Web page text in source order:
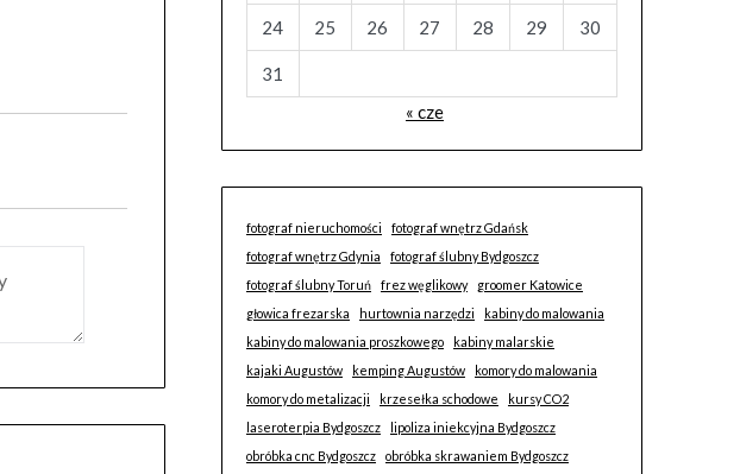
24 25 26 27 28 29 30
31
« cze
fotograf nieruchomości
fotograf wnętrz Gdańsk
fotograf wnętrz Gdynia
fotograf ślubny Bydgoszcz
fotograf ślubny Toruń
frez węglikowy
groomer Katowice
głowica frezarska
hurtownia narzędzi
kabiny do malowania
kabiny do malowania proszkowego
kabiny malarskie
kajaki Augustów
kemping Augustów
komory do malowania
komory do metalizacji
krzesełka schodowe
kursy CO2
laseroterpia Bydgoszcz
lipoliza iniekcyjna Bydgoszcz
obróbka cnc Bydgoszcz
obróbka skrawaniem Bydgoszcz